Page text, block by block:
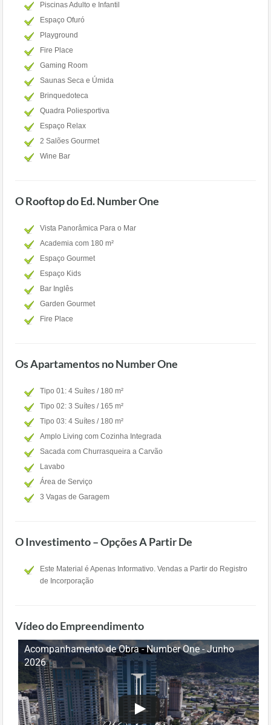
Piscinas Adulto e Infantil
Espaço Ofuró
Playground
Fire Place
Gaming Room
Saunas Seca e Úmida
Brinquedoteca
Quadra Poliesportiva
Espaço Relax
2 Salões Gourmet
Wine Bar
O Rooftop do Ed. Number One
Vista Panorâmica Para o Mar
Academia com 180 m²
Espaço Gourmet
Espaço Kids
Bar Inglês
Garden Gourmet
Fire Place
Os Apartamentos no Number One
Tipo 01: 4 Suítes / 180 m²
Tipo 02: 3 Suítes / 165 m²
Tipo 03: 4 Suítes / 180 m²
Amplo Living com Cozinha Integrada
Sacada com Churrasqueira a Carvão
Lavabo
Área de Serviço
3 Vagas de Garagem
O Investimento – Opções A Partir De
Este Material é Apenas Informativo. Vendas a Partir do Registro
de Incorporação
Vídeo do Empreendimento
Acompanhamento de Obra - Number One - Junho
2026